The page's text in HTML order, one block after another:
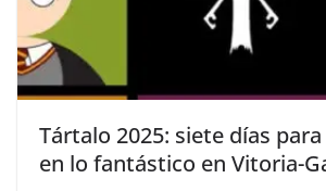
Tártalo 2025: siete días
en lo fantástico en Vitoria-